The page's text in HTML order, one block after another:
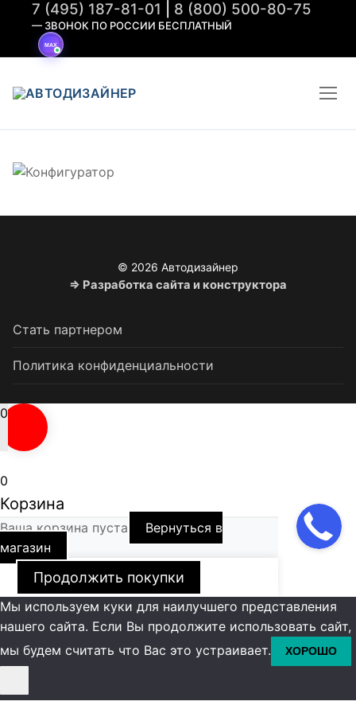
Перейти
содержимому
7 (495) 187-81-01 8 (800) 500-80-75
— ЗВОНОК ПО РОССИИ БЕСПЛАТНЫЙ
© 2026 Автодизайнер
⇒ Разработка сайта и конструктора
Стать партнером
Политика конфиденциальности
0
0
Корзина
Ваша корзина пуста
Вернуться в
магазин
Продолжить покупки
Мы используем куки для наилучшего представления
нашего сайта. Если Вы продолжите использовать сайт,
мы будем считать что Вас это устраивает.
ХОРОШО